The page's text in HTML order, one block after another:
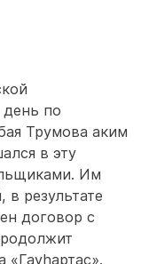
по
Трумова аким
в эту
Им
результате
договор с
«Гауhартас».